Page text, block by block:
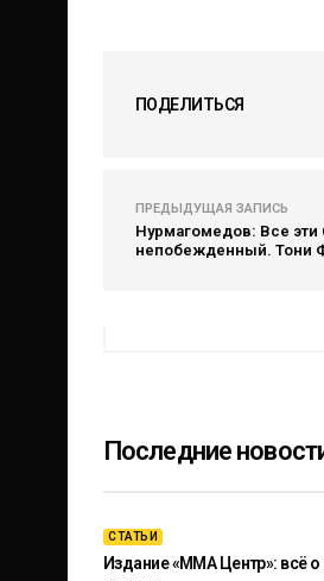
ПОДЕЛИТЬСЯ
ПРЕДЫДУЩАЯ ЗАПИСЬ
Нурмагомедов: Все
непобежденный. Тони
Последние
СТАТЬИ
Издание «ММА Центр»: всё о